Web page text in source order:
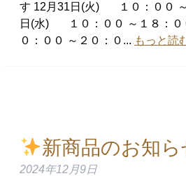
す 12月31日(火) １０：００ ～
日(水) １０：００ ～１８：
０：００ ～２０：０... もっと読
新商品のお知ら
2024年12月9日